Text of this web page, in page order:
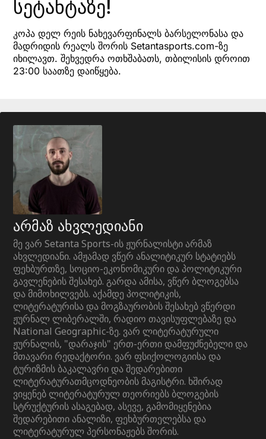
სეტანტაზე!
კოპა დელ რეის ნახევარფინალს ბარსელონასა და
მადრიდის რეალს შორის Setantasports.com-ზე
იხილავთ. შეხვედრა ოთხშაბათს, თბილისის დროით
23:00 საათზე დაიწყება.
არმაზ ახვლედიანი
მე ვარ Setanta Sports-ის ჟურნალისტი არმაზ
ახვლედიანი. ამჟამად ვწერ ანალიტიკურ სტატიებს
ფეხბურთზე, სოციო-ეკონომიკური და პოლიტიკური
გავლენების შესახებ. გარდა ამისა, ვწერ ბლოგებსა
და მიმოხილვებს. აქამდე პოლიტიკის,
ლიტერატურისა და მოგზაურობის შესახებ ვწერდი
ჟურნალ ლიბერალში, რადიო თავისუფლებაზე და
National Geographic-ზე. ვარ ლიტერატურული
ჟურნალის, "დარაჯის" ერთ-ერთი დამფუძნებელი და
მთავარი რედაქტორი. ვარ ფსიქოლოგიისა და
ტურიზმის ბაკალავრი და შედარებითი
ლიტერატურათმცოდნეობის მაგისტრი. ხშირად
ვიყენებ ლიტერატურულ თეორიებს ბლოგების
სტრუქტურის ასაგებად, ასევე, გამომიყენებია
შედარებითი ანალიზი, ფეხბურთელებსა და
ლიტერატურულ პერსონაჟებს შორის.